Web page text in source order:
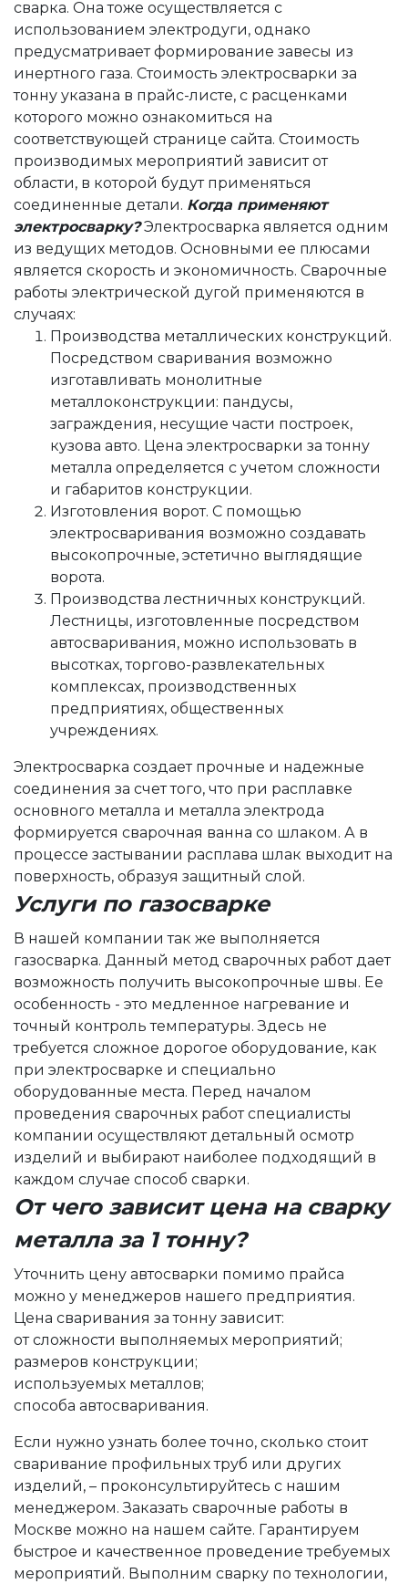
сварка. Она тоже осуществляется с
использованием электродуги, однако
предусматривает формирование завесы из
инертного газа. Стоимость электросварки за
тонну указана в прайс-листе, с расценками
которого можно ознакомиться на
соответствующей странице сайта. Стоимость
производимых мероприятий зависит от
области, в которой будут применяться
соединенные детали. Когда применяют
электросварку? Электросварка является одним
из ведущих методов. Основными ее плюсами
является скорость и экономичность. Сварочные
работы электрической дугой применяются в
случаях:
Производства металлических конструкций.
Посредством сваривания возможно
изготавливать монолитные
металлоконструкции: пандусы,
заграждения, несущие части построек,
кузова авто. Цена электросварки за тонну
металла определяется с учетом сложности
и габаритов конструкции.
Изготовления ворот. С помощью
электросваривания возможно создавать
высокопрочные, эстетично выглядящие
ворота.
Производства лестничных конструкций.
Лестницы, изготовленные посредством
автосваривания, можно использовать в
высотках, торгово-развлекательных
комплексах, производственных
предприятиях, общественных
учреждениях.
Электросварка создает прочные и надежные
соединения за счет того, что при расплавке
основного металла и металла электрода
формируется сварочная ванна со шлаком. А в
процессе застывании расплава шлак выходит на
поверхность, образуя защитный слой.
Услуги по газосварке
В нашей компании так же выполняется
газосварка. Данный метод сварочных работ дает
возможность получить высокопрочные швы. Ее
особенность - это медленное нагревание и
точный контроль температуры. Здесь не
требуется сложное дорогое оборудование, как
при электросварке и специально
оборудованные места. Перед началом
проведения сварочных работ специалисты
компании осуществляют детальный осмотр
изделий и выбирают наиболее подходящий в
каждом случае способ сварки.
От чего зависит цена на сварку
металла за 1 тонну?
Уточнить цену автосварки помимо прайса
можно у менеджеров нашего предприятия.
Цена сваривания за тонну зависит:
от сложности выполняемых мероприятий;
размеров конструкции;
используемых металлов;
способа автосваривания.
Если нужно узнать более точно, сколько стоит
сваривание профильных труб или других
изделий, – проконсультируйтесь с нашим
менеджером. Заказать сварочные работы в
Москве можно на нашем сайте. Гарантируем
быстрое и качественное проведение требуемых
мероприятий. Выполним сварку по технологии,